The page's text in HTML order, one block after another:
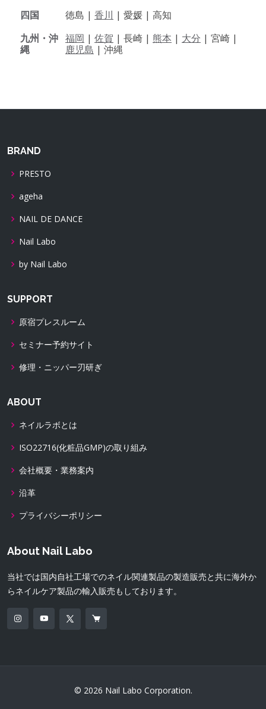
四国
徳島 | 香川 | 愛媛 | 高知
九州・沖
縄
福岡 | 佐賀 | 長崎 | 熊本 | 大分 | 宮崎 |
鹿児島 | 沖縄
BRAND
PRESTO
ageha
NAIL DE DANCE
Nail Labo
by Nail Labo
SUPPORT
原宿プレスルーム
セミナー予約サイト
修理・ニッパー刃研ぎ
ABOUT
ネイルラボとは
ISO22716(化粧品GMP)の取り組み
会社概要・業務案内
沿革
プライバシーポリシー
About Nail Labo
当社では国内自社工場でのネイル関連製品の製造販売と共に海外か
らネイルケア製品の輸入販売もしております。
© 2026 Nail Labo Corporation.